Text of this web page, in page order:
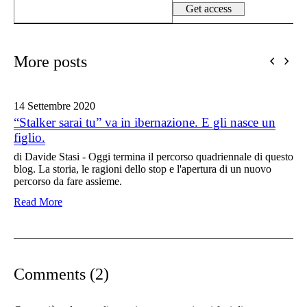
More posts
14 Settembre 2020
“Stalker sarai tu” va in ibernazione. E gli nasce un
figlio.
di Davide Stasi - Oggi termina il percorso quadriennale di questo
blog. La storia, le ragioni dello stop e l'apertura di un nuovo
percorso da fare assieme.
Read More
Comments (2)